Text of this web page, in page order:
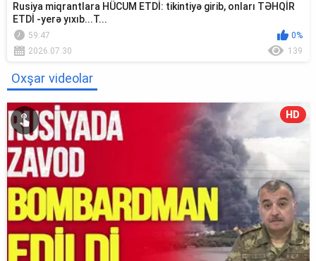
Rusiya miqrantlara HÜCUM ETDİ: tikintiyə girib, onları TƏHQİR
ETDİ -yerə yıxıb...T...
59:47
0%
2026.07.30
139
Oxşar videolar
HD